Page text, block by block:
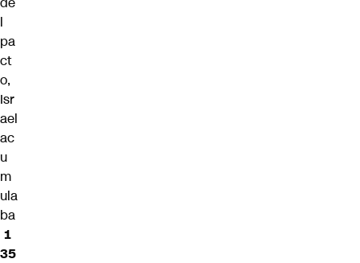
l
pa
ct
o,
Isr
ael
ac
u
m
ula
ba
1
35